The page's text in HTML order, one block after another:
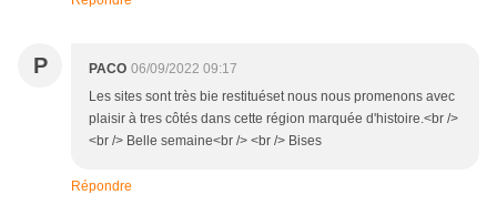
P PACO 06/09/2022 09:17
Les sites sont très bie restituéset nous nous promenons avec
plaisir à tres côtés dans cette région marquée d'histoire.<br />
<br /> Belle semaine<br /> <br /> Bises
Répondre